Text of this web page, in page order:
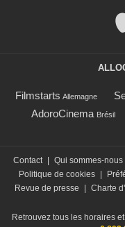
Filmstarts Allemagne
AdoroCinema Brésil
Contact Qui sommes-nous
Politique de cookies
Revue de presse
Charte
Retrouvez tous les horaires